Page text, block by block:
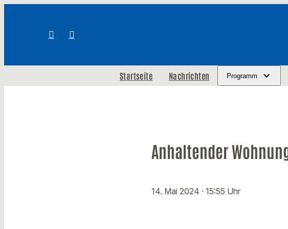
Startseite Nachrichten Programm
Anhaltender
14. Mai 2024 · 15:55 Uhr